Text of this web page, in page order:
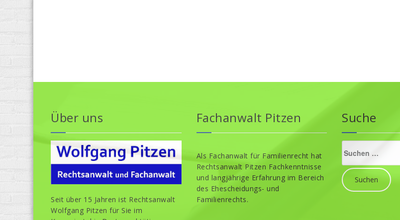
Über uns
Seit über 15 Jahren ist Rechtsanwalt
Wolfgang Pitzen für Sie im
Fachanwalt Pitzen
Als Fachanwalt für Familienrecht hat
Rechtsanwalt Pitzen Fachkenntnisse
und langjährige Erfahrung im Bereich
des Ehescheidungs- und
Familienrechts.
Suche
nach: